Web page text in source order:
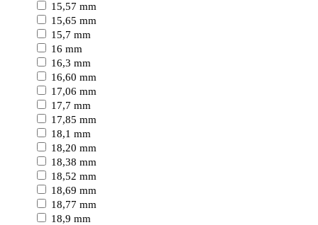
15,57 mm
15,65 mm
15,7 mm
16 mm
16,3 mm
16,60 mm
17,06 mm
17,7 mm
17,85 mm
18,1 mm
18,20 mm
18,38 mm
18,52 mm
18,69 mm
18,77 mm
18,9 mm